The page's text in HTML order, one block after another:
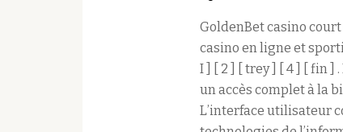
GoldenBet casino
casino en ligne et
I ] [ 2 ] [ trey ] [ 4 ] [ fin ]
un accès complet à la
L’interface utilisateur